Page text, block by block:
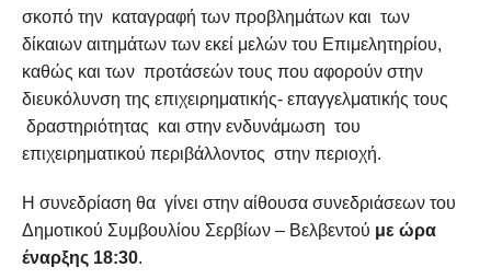
σκοπό την καταγραφή των προβλημάτων και των
δίκαιων αιτημάτων των εκεί μελών του Επιμελητηρίου,
καθώς και των προτάσεών τους που αφορούν στην
διευκόλυνση της επιχειρηματικής- επαγγελματικής τους
δραστηριότητας και στην ενδυνάμωση του
επιχειρηματικού περιβάλλοντος στην περιοχή.
Η συνεδρίαση θα γίνει στην αίθουσα συνεδριάσεων του
Δημοτικού Συμβουλίου Σερβίων – Βελβεντού με ώρα
έναρξης 18:30.